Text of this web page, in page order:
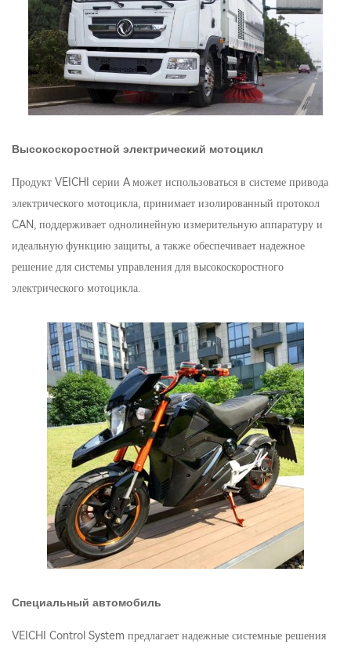
Высокоскоростной электрический мотоцикл
Продукт VEICHI серии A может использоваться в системе привода
электрического мотоцикла, принимает изолированный протокол
CAN, поддерживает однолинейную измерительную аппаратуру и
идеальную функцию защиты, а также обеспечивает надежное
решение для системы управления для высокоскоростного
электрического мотоцикла.
Специальный автомобиль
VEICHI Control System предлагает надежные системные решения